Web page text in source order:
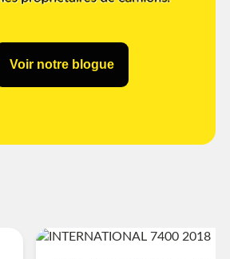
Voir notre blogue